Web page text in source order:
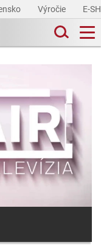
Výročie E-